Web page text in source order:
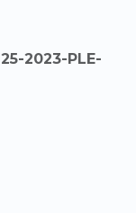
2023-PLE-